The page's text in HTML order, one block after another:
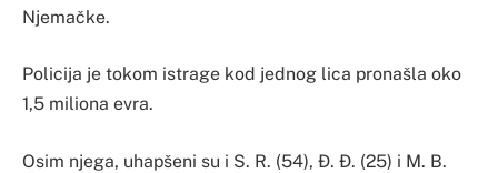
Njemačke.
Policija je tokom istrage kod jednog lica pronašla oko
1,5 miliona evra.
Osim njega, uhapšeni su i S. R. (54), Đ. Đ. (25) i M. B.